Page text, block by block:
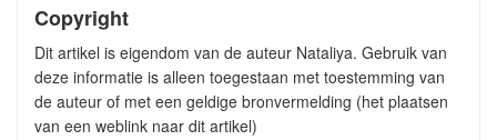
Copyright
Dit artikel is eigendom van de auteur Nataliya. Gebruik van
deze informatie is alleen toegestaan met toestemming van
de auteur of met een geldige bronvermelding (het plaatsen
van een weblink naar dit artikel)